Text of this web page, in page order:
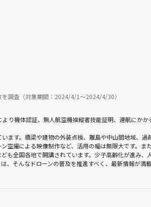
調査（対象期間：2024/4/1〜2024/4/30）
り機体認証、無人航空機操縦者技能証明、運航にか
ます。橋梁や建物の外装点検、離島や中山間地域、
空撮による映像制作など、活用の幅は無限大です。
も全国各地で開講されています。少子高齢化が進み
、そんなドローンの普及を推進すべく、最新情報が